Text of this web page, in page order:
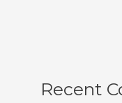
Recent